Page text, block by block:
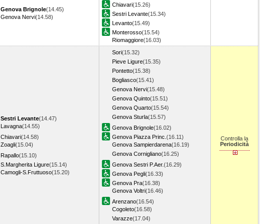
Genova Brignole(14.45)
Genova Nervi(14.58)
Chiavari(15.26)
Sestri Levante(15.34)
Levanto(15.49)
Monterosso(15.54)
Riomaggiore(16.03)
Sestri Levante(14.47)
Lavagna(14.55)
Chiavari(14.58)
Zoagli(15.04)
Rapallo(15.10)
S.Margherita Ligure(15.14)
Camogli-S.Fruttuoso(15.20)
Sori(15.32)
Pieve Ligure(15.35)
Pontetto(15.38)
Bogliasco(15.41)
Genova Nervi(15.48)
Genova Quinto(15.51)
Genova Quarto(15.54)
Genova Sturla(15.57)
Genova Brignole(16.02)
Genova Piazza Princ. (16.11)
Genova Sampierdarena(16.19)
Genova Cornigliano(16.25)
Genova Sestri P.Aer.(16.29)
Genova Pegli(16.33)
Genova Pra(16.38)
Genova Voltri(16.46)
Arenzano(16.54)
Cogoleto(16.58)
Varazze(17.04)
Controlla la
Periodicità